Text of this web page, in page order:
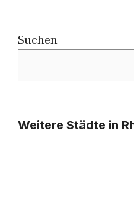
Suchen
Weitere Städte in